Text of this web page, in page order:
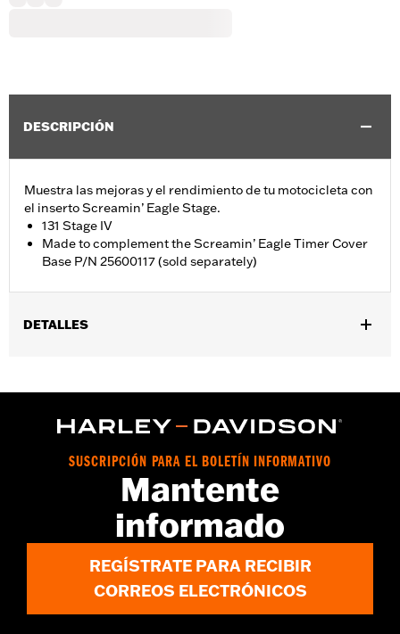
DESCRIPCIÓN
Muestra las mejoras y el rendimiento de tu motocicleta con
el inserto Screamin’ Eagle Stage.
131 Stage IV
Made to complement the Screamin’ Eagle Timer Cover
Base P/N 25600117 (sold separately)
DETALLES
Screamin' Eagle N/P 25600117.
GARANTÍA:1 year limited warranty – Go towww.h-
for full details
SUSCRIPCIÓN PARA EL BOLETÍN INFORMATIVO
Mantente
informado
REGÍSTRATE PARA RECIBIR
CORREOS ELECTRÓNICOS